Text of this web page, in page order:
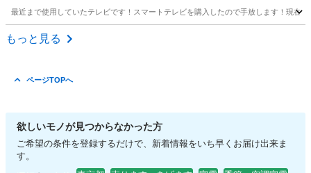
最近まで使用していたテレビです！スマートテレビを購入したので手放します！現在
東京 足立区
もっと見る
ページTOPへ
欲しいモノが見つからなかった方
ご希望の条件を登録するだけで、新着情報をいち早くお届け出来ま
す。